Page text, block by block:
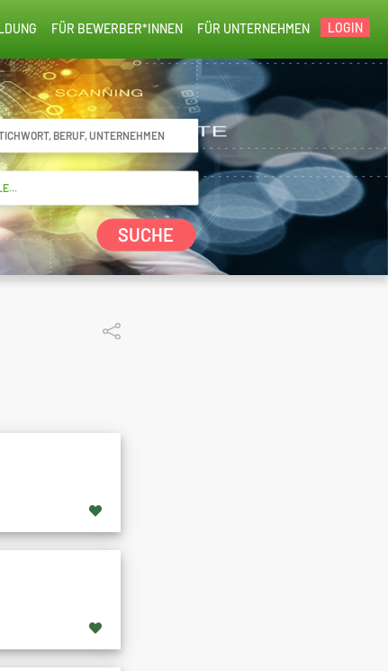
LOGIN
FÜR UNTERNEHMEN
FÜR BEWERBER*INNEN
SUCHE